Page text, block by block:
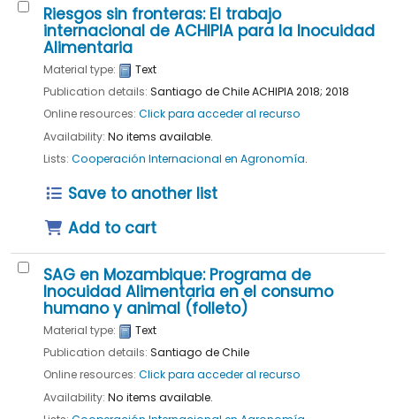
Riesgos sin fronteras: El trabajo
internacional de ACHIPIA para la Inocuidad
Alimentaria
Material type:
Text
Publication details: Santiago de ChileACHIPIA2018; 2018
Online resources: Click para acceder al recurso
Availability: No items available.
Lists: Cooperación Internacional en Agronomía.
Save to another list
Add to cart
SAG en Mozambique: Programa de
Inocuidad Alimentaria en el consumo
humano y animal (folleto)
Material type:
Text
Publication details: Santiago de Chile
Online resources: Click para acceder al recurso
Availability: No items available.